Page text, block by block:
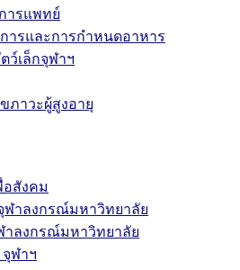
ารแพทย์
ารและการกำหนดอาหาร
ว์เล็กจุฬาฯ
ภาวะผู้สูงอายุ
อสังคม
ฬาลงกรณ์มหาวิทยาลัย
าลงกรณ์มหาวิทยาลัย
จุฬาฯ